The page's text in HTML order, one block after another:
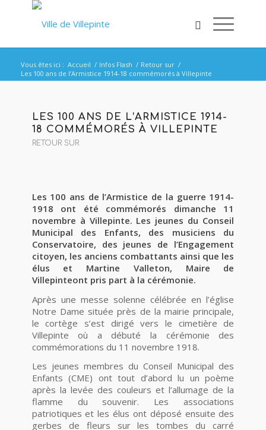
Vous êtes ici : Accueil / Infos Flash / Retour sur /
Les 100 ans de l’Armistice 1914-18 commémorés à Villepinte
LES 100 ANS DE L’ARMISTICE 1914-
18 COMMÉMORÉS À VILLEPINTE
RETOUR SUR
Les 100 ans de l’Armistice de la guerre 1914-
1918 ont été commémorés dimanche 11
novembre à Villepinte. Les jeunes du Conseil
Municipal des Enfants, des musiciens du
Conservatoire, des jeunes de l’Engagement
citoyen, les anciens combattants ainsi que les
élus et Martine Valleton, Maire de
Villepinteont pris part à la cérémonie.
Après une messe solenne célébrée en l’église
Notre Dame située près de la mairie principale,
le cortège s’est dirigé vers le cimetière de
Villepinte où a débuté la cérémonie des
commémorations du 11 novembre 1918.
Les jeunes membres du Conseil Municipal des
Enfants (CME) ont tout d’abord lu un poème
après la levée des couleurs et l’allumage de la
flamme du souvenir. Les associations
patriotiques et les élus ont déposé ensuite des
gerbes de fleurs sur les tombes du carré